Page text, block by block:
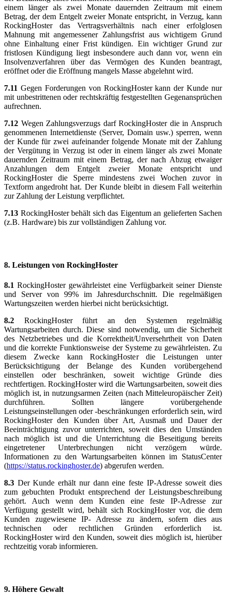
einem länger als zwei Monate dauernden Zeitraum mit einem
Betrag, der dem Entgelt zweier Monate entspricht, in Verzug, kann
RockingHoster das Vertragsverhältnis nach einer erfolglosen
Mahnung mit angemessener Zahlungsfrist aus wichtigem Grund
ohne Einhaltung einer Frist kündigen. Ein wichtiger Grund zur
fristlosen Kündigung liegt insbesondere auch dann vor, wenn ein
Insolvenzverfahren über das Vermögen des Kunden beantragt,
eröffnet oder die Eröffnung mangels Masse abgelehnt wird.
7.11 Gegen Forderungen von RockingHoster kann der Kunde nur
mit unbestrittenen oder rechtskräftig festgestellten Gegenansprüchen
aufrechnen.
7.12 Wegen Zahlungsverzugs darf RockingHoster die in Anspruch
genommenen Internetdienste (Server, Domain usw.) sperren, wenn
der Kunde für zwei aufeinander folgende Monate mit der Zahlung
der Vergütung in Verzug ist oder in einem länger als zwei Monate
dauernden Zeitraum mit einem Betrag, der nach Abzug etwaiger
Anzahlungen dem Entgelt zweier Monate entspricht und
RockingHoster die Sperre mindestens zwei Wochen zuvor in
Textform angedroht hat. Der Kunde bleibt in diesem Fall weiterhin
zur Zahlung der Leistung verpflichtet.
7.13 RockingHoster behält sich das Eigentum an gelieferten Sachen
(z.B. Hardware) bis zur vollständigen Zahlung vor.
8. Leistungen von RockingHoster
8.1 RockingHoster gewährleistet eine Verfügbarkeit seiner Dienste
und Server von 99% im Jahresdurchschnitt. Die regelmäßigen
Wartungszeiten werden hierbei nicht berücksichtigt.
8.2 RockingHoster führt an den Systemen regelmäßig
Wartungsarbeiten durch. Diese sind notwendig, um die Sicherheit
des Netzbetriebes und die Korrektheit/Unversehrtheit von Daten
und die korrekte Funktionsweise der Systeme zu gewährleisten. Zu
diesem Zwecke kann RockingHoster die Leistungen unter
Berücksichtigung der Belange des Kunden vorübergehend
einstellen oder beschränken, soweit wichtige Gründe dies
rechtfertigen. RockingHoster wird die Wartungsarbeiten, soweit dies
möglich ist, in nutzungsarmen Zeiten (nach Mitteleuropäischer Zeit)
durchführen. Sollten längere vorübergehende
Leistungseinstellungen oder -beschränkungen erforderlich sein, wird
RockingHoster den Kunden über Art, Ausmaß und Dauer der
Beeinträchtigung zuvor unterrichten, soweit dies den Umständen
nach möglich ist und die Unterrichtung die Beseitigung bereits
eingetretener Unterbrechungen nicht verzögern würde.
Informationen zu den Wartungsarbeiten können im StatusCenter
(https://status.rockinghoster.de) abgerufen werden.
8.3 Der Kunde erhält nur dann eine feste IP-Adresse soweit dies
zum gebuchten Produkt entsprechend der Leistungsbeschreibung
gehört. Auch wenn dem Kunden eine feste IP-Adresse zur
Verfügung gestellt wird, behält sich RockingHoster vor, die dem
Kunden zugewiesene IP- Adresse zu ändern, sofern dies aus
technischen oder rechtlichen Gründen erforderlich ist.
RockingHoster wird den Kunden, soweit dies möglich ist, hierüber
rechtzeitig vorab informieren.
9. Höhere Gewalt